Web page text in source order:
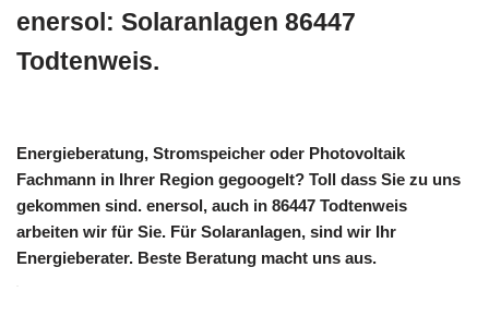
enersol: Solaranlagen 86447
Todtenweis.
Energieberatung, Stromspeicher oder Photovoltaik
Fachmann in Ihrer Region gegoogelt? Toll dass Sie zu uns
gekommen sind. enersol, auch in 86447 Todtenweis
arbeiten wir für Sie. Für Solaranlagen, sind wir Ihr
Energieberater. Beste Beratung macht uns aus.